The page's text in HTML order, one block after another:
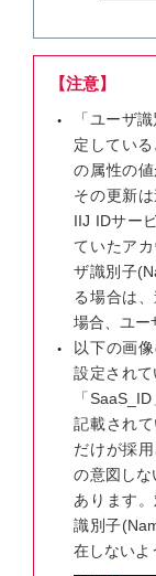
【注意】
「ユーザ
定してい
の属性の
その更新
IIJ IDサー
ていたア
ザ識別子
る場合は
場合、ユー
以下の画
設定され
「
記載され
だけが採
の意図し
あります
識別子
在しないよ